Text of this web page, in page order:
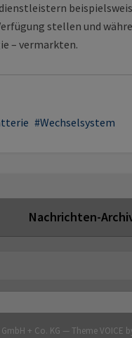
stellen und
– vermarkten.
Wechselsystem
Nachrichten-
+ Co. KG — Theme VOICE